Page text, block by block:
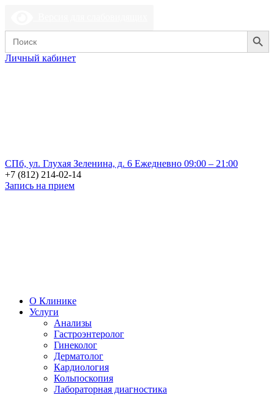
Search
for:
Search Button
Личный кабинет
СПб, ул. Глухая Зеленина, д. 6 Ежедневно 09:00 – 21:00
+7 (812) 214-02-14
Запись на прием
О Клинике
Услуги
Анализы
Гастроэнтеролог
Гинеколог
Дерматолог
Кардиология
Кольпоскопия
Лабораторная диагностика